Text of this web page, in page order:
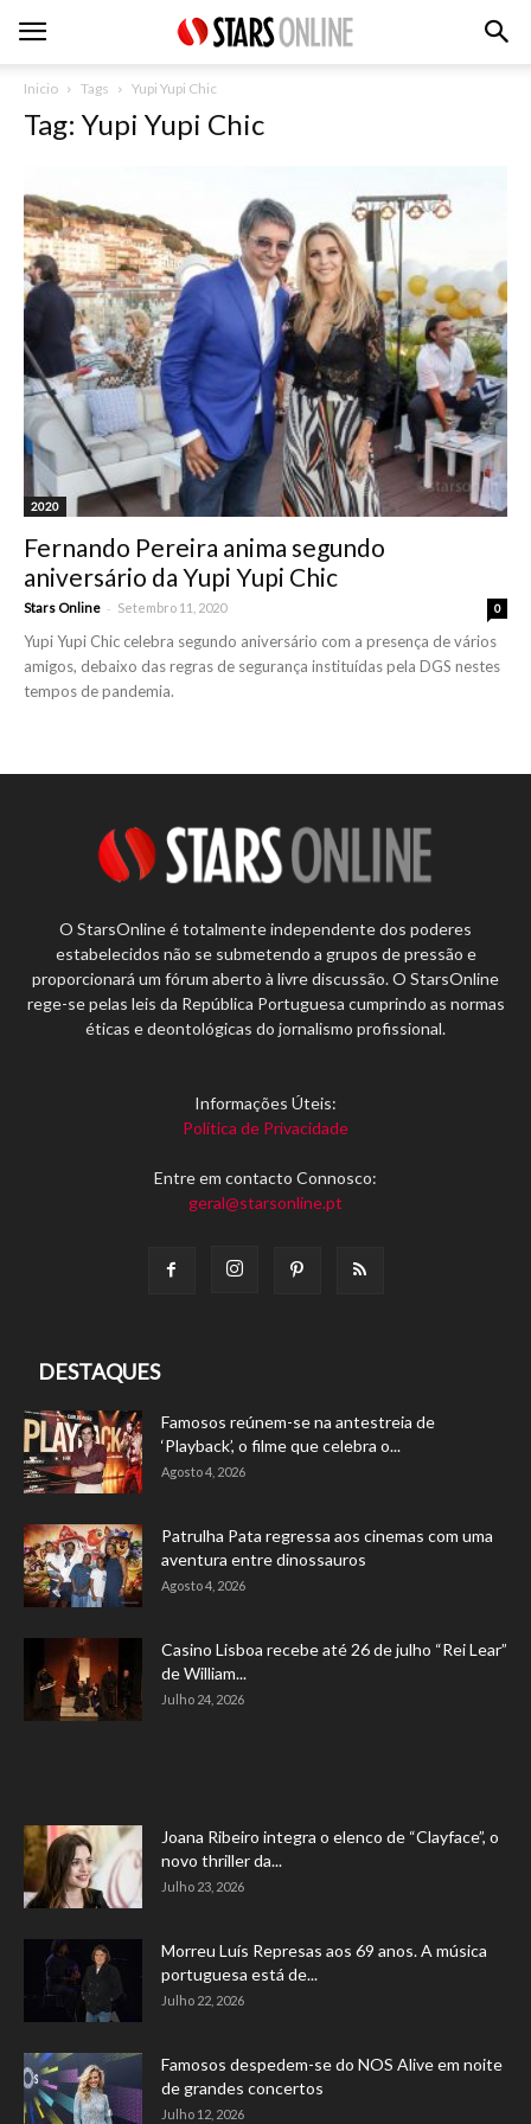
Inicio Tags Yupi Yupi Chic
Tag: Yupi Yupi Chic
2020
Fernando Pereira anima segundo
aniversário da Yupi Yupi Chic
Stars Online - Setembro 11, 2020 0
Yupi Yupi Chic celebra segundo aniversário com a presença de vários
amigos, debaixo das regras de segurança instituídas pela DGS nestes
tempos de pandemia.
O StarsOnline é totalmente independente dos poderes
estabelecidos não se submetendo a grupos de pressão e
proporcionará um fórum aberto à livre discussão. O StarsOnline
rege-se pelas leis da República Portuguesa cumprindo as normas
éticas e deontológicas do jornalismo profissional.
Informações Úteis:
Política de Privacidade
Entre em contacto Connosco:
geral@starsonline.pt
DESTAQUES
Famosos reúnem-se na antestreia de
‘Playback’, o filme que celebra o...
Agosto 4, 2026
Patrulha Pata regressa aos cinemas com uma
aventura entre dinossauros
Agosto 4, 2026
Casino Lisboa recebe até 26 de julho “Rei Lear”
de William...
Julho 24, 2026
Joana Ribeiro integra o elenco de “Clayface”, o
novo thriller da...
Julho 23, 2026
Morreu Luís Represas aos 69 anos. A música
portuguesa está de...
Julho 22, 2026
Famosos despedem-se do NOS Alive em noite
de grandes concertos
Julho 12, 2026